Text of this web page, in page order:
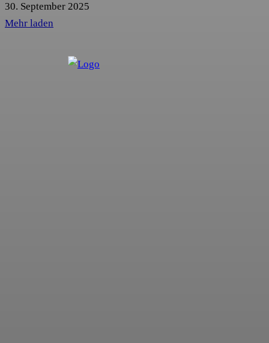
30. September 2025
Mehr laden